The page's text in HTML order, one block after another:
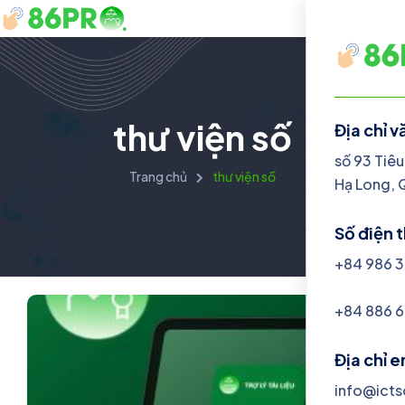
Danh mục
Địa chỉ
số 93
Hạ Long,
Số điện
+84 986
+84 886
Địa chỉ
thư viện số
Trang chủ thư viện số